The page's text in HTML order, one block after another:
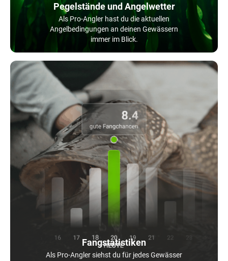
Pegelstände und Angelwetter
Als Pro-Angler hast du die aktuellen
Angelbedingungen an deinen Gewässern
immer im Blick.
Fangstatistiken
Als Pro-Angler siehst du für jedes Gewässer